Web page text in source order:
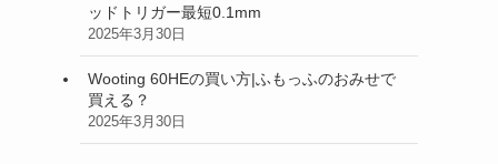
ッドトリガー最短0.1mm
2025年3月30日
Wooting 60HEの買い方|ふもっふのおみせで
買える？
2025年3月30日